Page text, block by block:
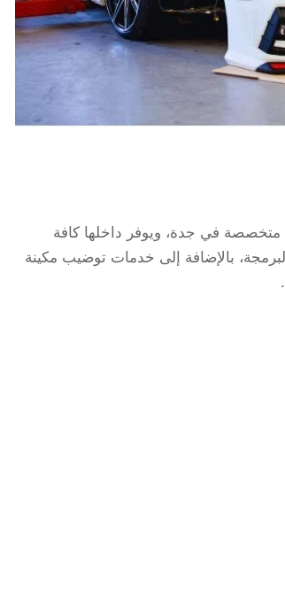
في جدة، ويوفر داخلها كافة
بالإضافة إلى خدمات توضيب مكينة